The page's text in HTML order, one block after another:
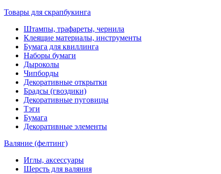
Товары для скрапбукинга
Штампы, трафареты, чернила
Клеящие материалы, инструменты
Бумага для квиллинга
Наборы бумаги
Дыроколы
Чипборды
Декоративные открытки
Брадсы (гвоздики)
Декоративные пуговицы
Тэги
Бумага
Декоративные элементы
Валяние (фелтинг)
Иглы, аксессуары
Шерсть для валяния